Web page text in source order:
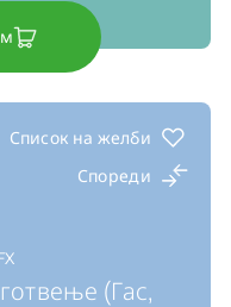
Список на желби
Спореди
(Гас,